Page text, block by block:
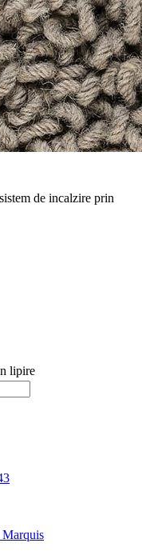
de incalzire prin
lipire
Marquis